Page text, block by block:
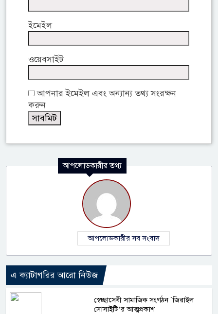
ইমেইল
ওয়েবসাইট
আপনার ইমেইল এবং অন্যান্য তথ্য সংরক্ষন
করুন
আপলোডকারীর তথ্য
আপলোডকারীর সব সংবাদ
এ ক্যাটাগরির আরো নিউজ
স্বেচ্ছাসেবী সামাজিক সংগঠন `জিরাইল
সোসাইটি’র আত্মপ্রকাশ